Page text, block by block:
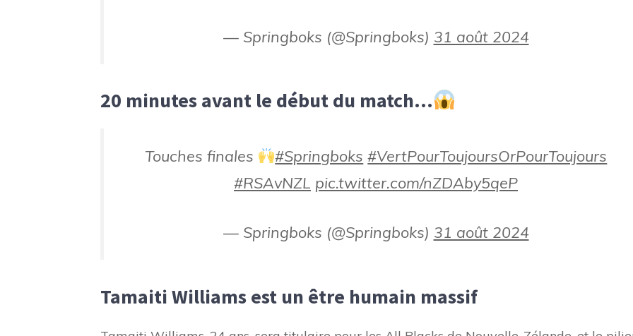
— Springboks (@Springboks) 31 août 2024
20 minutes avant le début du match…
Touches finales #Springboks #VertPourToujoursOrPourToujours
#RSAvNZL pic.twitter.com/nZDAby5qeP
— Springboks (@Springboks) 31 août 2024
Tamaiti Williams est un être humain massif